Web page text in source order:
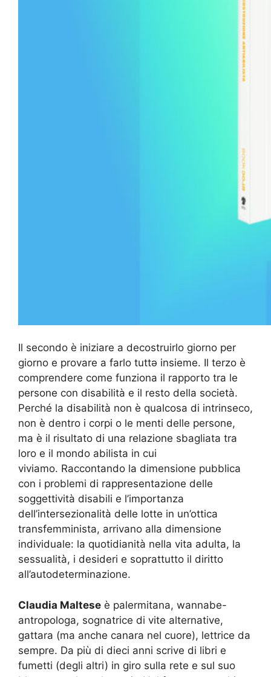
Il secondo è iniziare a decostruirlo giorno per
giorno e provare a farlo tuttә insieme. Il terzo è
comprendere come funziona il rapporto tra le
persone con disabilità e il resto della società.
Perché la disabilità non è qualcosa di intrinseco,
non è dentro i corpi o le menti delle persone,
ma è il risultato di una relazione sbagliata tra
loro e il mondo abilista in cui
viviamo. Raccontando la dimensione pubblica
con i problemi di rappresentazione delle
soggettività disabili e l’importanza
dell’intersezionalità delle lotte in un’ottica
transfemminista, arrivano alla dimensione
individuale: la quotidianità nella vita adulta, la
sessualità, i desideri e soprattutto il diritto
all’autodeterminazione.
Claudia Maltese è palermitana, wannabe-
antropologa, sognatrice di vite alternative,
gattara (ma anche canara nel cuore), lettrice da
sempre. Da più di dieci anni scrive di libri e
fumetti (degli altri) in giro sulla rete e sul suo